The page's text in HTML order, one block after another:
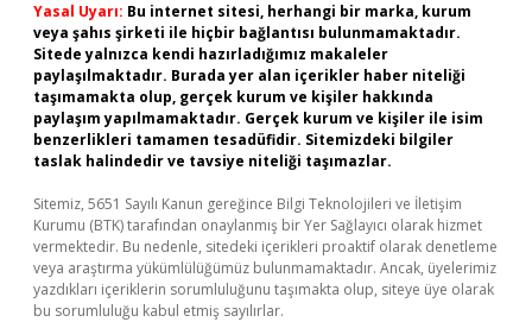
Yasal Uyarı: Bu internet sitesi, herhangi bir marka, kurum
veya şahıs şirketi ile hiçbir bağlantısı bulunmamaktadır.
Sitede yalnızca kendi hazırladığımız makaleler
paylaşılmaktadır. Burada yer alan içerikler haber niteliği
taşımamakta olup, gerçek kurum ve kişiler hakkında
paylaşım yapılmamaktadır. Gerçek kurum ve kişiler ile isim
benzerlikleri tamamen tesadüfidir. Sitemizdeki bilgiler
taslak halindedir ve tavsiye niteliği taşımazlar.
Sitemiz, 5651 Sayılı Kanun gereğince Bilgi Teknolojileri ve İletişim
Kurumu (BTK) tarafından onaylanmış bir Yer Sağlayıcı olarak hizmet
vermektedir. Bu nedenle, sitedeki içerikleri proaktif olarak denetleme
veya araştırma yükümlülüğümüz bulunmamaktadır. Ancak, üyelerimiz
yazdıkları içeriklerin sorumluluğunu taşımakta olup, siteye üye olarak
bu sorumluluğu kabul etmiş sayılırlar.